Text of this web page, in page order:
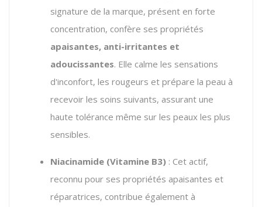
signature de la marque, présent en forte
concentration, confère ses propriétés
apaisantes, anti-irritantes et
adoucissantes. Elle calme les sensations
d'inconfort, les rougeurs et prépare la peau à
recevoir les soins suivants, assurant une
haute tolérance même sur les peaux les plus
sensibles.
Niacinamide (Vitamine B3) : Cet actif,
reconnu pour ses propriétés apaisantes et
réparatrices, contribue également à